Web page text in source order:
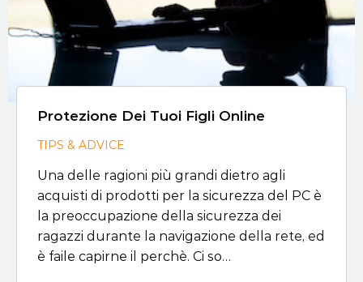
Protezione Dei Tuoi Figli Online
TIPS & ADVICE
Una delle ragioni più grandi dietro agli
acquisti di prodotti per la sicurezza del PC è
la preoccupazione della sicurezza dei
ragazzi durante la navigazione della rete, ed
è faile capirne il perchè. Ci so…